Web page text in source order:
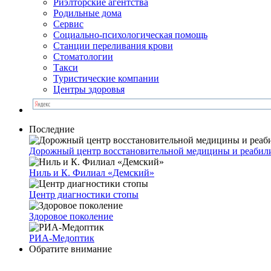
Родильные дома
Сервис
Социально-психологическая помощь
Станции переливания крови
Стоматологии
Такси
Туристические компании
Центры здоровья
Последние
Дорожный центр восстановительной медицины и
Ниль и К. Филиал «Демский»
Центр диагностики стопы
Здоровое поколение
РИА-Медоптик
Обратите внимание